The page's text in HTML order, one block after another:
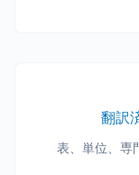
翻訳
表、単位、専